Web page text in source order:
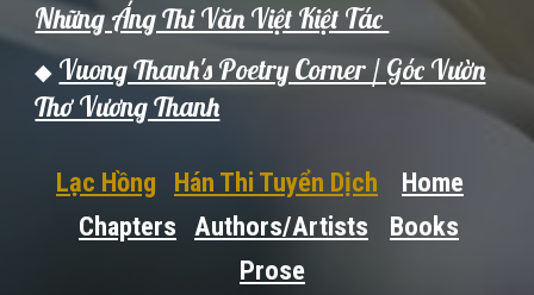
Những Áng Thi Văn Việt Kiệt Tác
◆ Vuong Thanh's Poetry Corner / Góc Vườn
Thơ Vương Thanh
Lạc Hồng Hán Thi Tuyển Dịch
Home
Chapters Authors/Artists
Books
Prose